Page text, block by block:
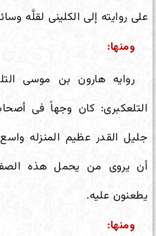
على روایته إلى الکلینی لقلَّه
ومنها:
روایه هارون بن موسى
التلعکبری: کان وجهاً فی
جلیل القدر عظیم المنزله
أن یروی من یحمل هذه
یطعنون علیه.
ومنها: